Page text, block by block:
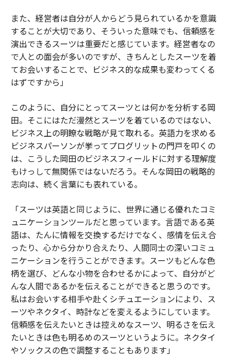
また、経営者は自分が人からどう見られているかを意識
することが大切であり、そういった意味でも、信頼感を
演出できるスーツは重要だと感じています。経営者なの
で人との面会が多いのですが、きちんとしたスーツを着
てお会いすることで、ビジネス的な成果も変わってくる
はずですから」
このように、自分にとってスーツとは何かを分析する岡
田。そこにはただ漫然とスーツを着ているのではない、
ビジネス上の明瞭な戦略が見て取れる。英語力を求める
ビジネスパーソンが挙ってプログリットの門戸を叩くの
は、こうした岡田のビジネスフィールドに対する理解度
もけっして無関係ではないだろう。そんな岡田の戦略的
志向は、続く言葉にも表れている。
「スーツは英語と同じように、世界に通じる優れたコミ
ュニケーションツールだと思っています。言語である英
語は、たんに情報を交換するだけでなく、感情を伝え合
ったり、心から分かり合えたり、人間同士の深いコミュ
ニケーションを行うことができます。スーツもどんな色
柄を選び、どんな小物を合わせるかによって、自分がど
んな人間であるかを伝えることができると思うのです。
私はお会いする相手や赴くシチュエーションにより、ス
ーツやネクタイ、時計などを変えるようにしています。
信頼感を伝えたいときは控えめなスーツ、明るさを伝え
たいときは色も明るめのスーツというように。ネクタイ
やソックスの色で調整することもあります」